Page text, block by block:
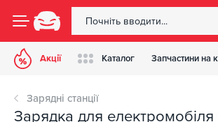
Акції Каталог Запчастини на
Зарядні станції
Зарядка для електромобіля